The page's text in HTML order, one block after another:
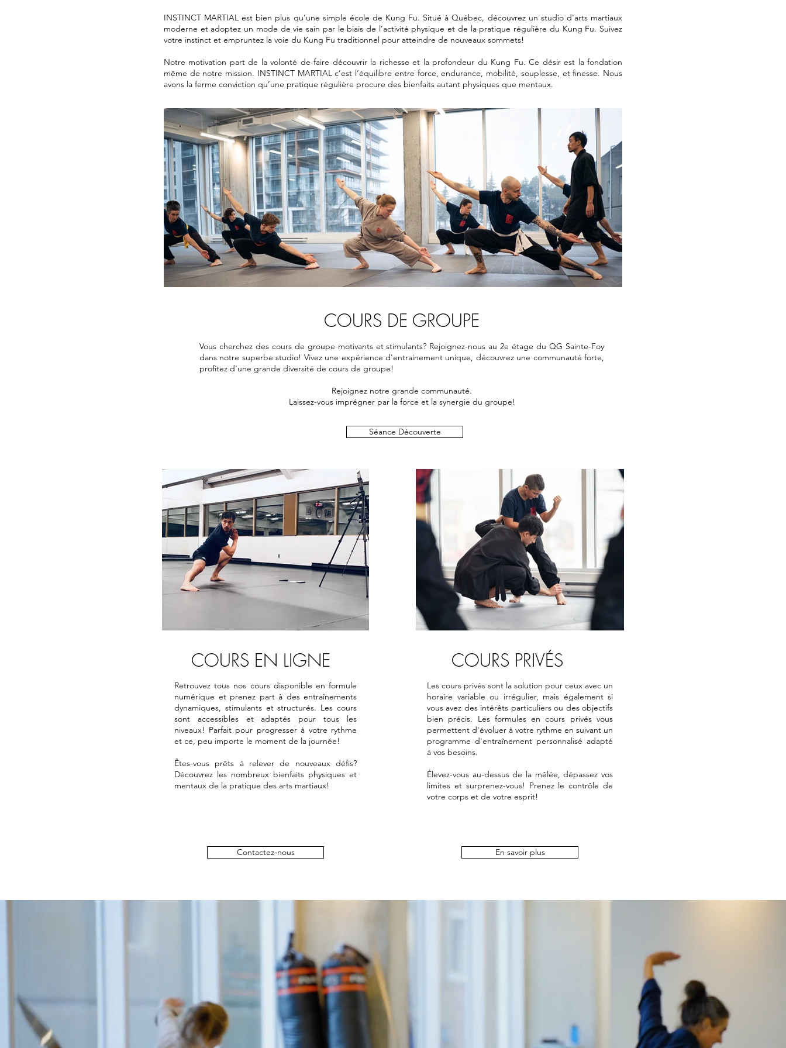
INSTINCT MARTIAL est bien plus qu’une simple école de Kung Fu. Situé à Québec, découvrez un studio d'arts martiaux
moderne et adoptez un mode de vie sain par le biais de l’activité physique et de la pratique régulière du Kung Fu. Suivez
votre instinct et empruntez la voie du Kung Fu traditionnel pour atteindre de nouveaux sommets!
Notre motivation part de la volonté de faire découvrir la richesse et la profondeur du Kung Fu. Ce désir est la fondation
même de notre mission. INSTINCT MARTIAL c’est l’équilibre entre force, endurance, mobilité, souplesse, et finesse. Nous
avons la ferme conviction qu’une pratique régulière procure des bienfaits autant physiques que mentaux.
COURS EN LIGNE
​Retrouvez tous nos cours disponible en formule
numérique et prenez part à des entraînements
dynamiques, stimulants et structurés. Les cours
sont accessibles et adaptés pour tous les
niveaux! Parfait pour progresser à votre rythme
et ce, peu importe le moment de la journée!
Êtes-vous prêts à relever de nouveaux défis?
Découvrez les nombreux bienfaits physiques et
mentaux de la pratique des arts martiaux!
Contactez-nous
COURS PRIVÉS
Les cours privés sont la solution pour ceux avec un
horaire variable ou irrégulier, mais également si
vous avez des intérêts particuliers ou des objectifs
bien précis.​ Les formules en cours privés vous
permettent d'évoluer à votre rythme en suivant un
programme d'entraînement personnalisé adapté
à vos besoins.
Élevez-vous au-dessus de la mêlée, dépassez vos
limites et surprenez-vous! Prenez le contrôle de
votre corps et de votre esprit!
En savoir plus
COURS DE GROUPE
Vous cherchez des cours de groupe motivants et stimulants? Rejoignez-nous au 2e étage du QG Sainte-Foy
dans notre superbe studio! Vivez une expérience d'entrainement unique, découvrez une communauté forte,
profitez d'une grande diversité de cours de groupe!
Rejoignez notre grande communauté.
Laissez-vous imprégner par la force et la synergie du groupe!
Séance Découverte